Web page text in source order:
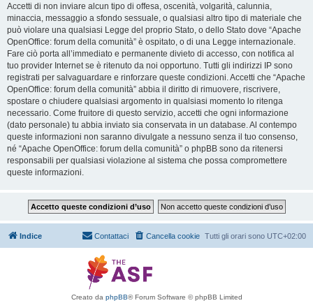
Accetti di non inviare alcun tipo di offesa, oscenità, volgarità, calunnia,
minaccia, messaggio a sfondo sessuale, o qualsiasi altro tipo di materiale che
può violare una qualsiasi Legge del proprio Stato, o dello Stato dove “Apache
OpenOffice: forum della comunità” è ospitato, o di una Legge internazionale.
Fare ciò porta all’immediato e permanente divieto di accesso, con notifica al
tuo provider Internet se è ritenuto da noi opportuno. Tutti gli indirizzi IP sono
registrati per salvaguardare e rinforzare queste condizioni. Accetti che “Apache
OpenOffice: forum della comunità” abbia il diritto di rimuovere, riscrivere,
spostare o chiudere qualsiasi argomento in qualsiasi momento lo ritenga
necessario. Come fruitore di questo servizio, accetti che ogni informazione
(dato personale) tu abbia inviato sia conservata in un database. Al contempo
queste informazioni non saranno divulgate a nessuno senza il tuo consenso,
né “Apache OpenOffice: forum della comunità” o phpBB sono da ritenersi
responsabili per qualsiasi violazione al sistema che possa compromettere
queste informazioni.
Indice Tutti gli orari sono UTC+02:00
Cancella cookie
Contattaci
Creato da phpBB® Forum Software © phpBB Limited